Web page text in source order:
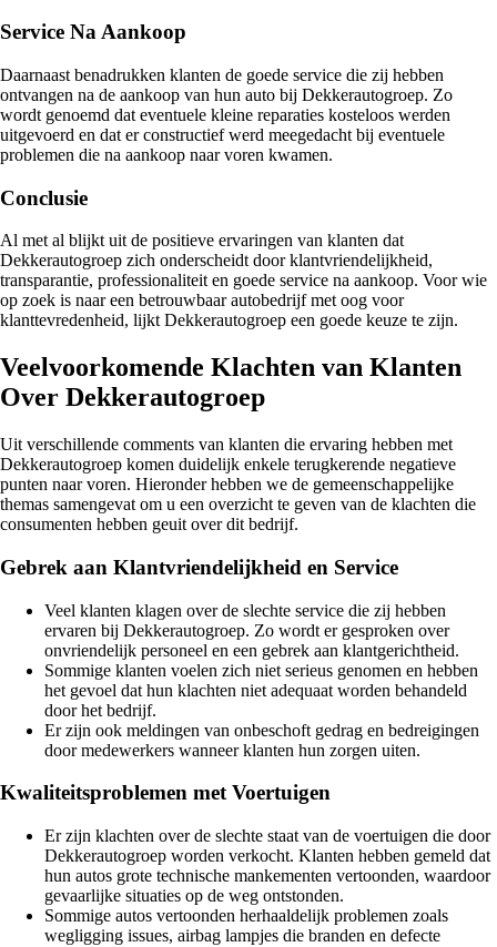
Service Na Aankoop
Daarnaast benadrukken klanten de goede service die zij hebben
ontvangen na de aankoop van hun auto bij Dekkerautogroep. Zo
wordt genoemd dat eventuele kleine reparaties kosteloos werden
uitgevoerd en dat er constructief werd meegedacht bij eventuele
problemen die na aankoop naar voren kwamen.
Conclusie
Al met al blijkt uit de positieve ervaringen van klanten dat
Dekkerautogroep zich onderscheidt door klantvriendelijkheid,
transparantie, professionaliteit en goede service na aankoop. Voor wie
op zoek is naar een betrouwbaar autobedrijf met oog voor
klanttevredenheid, lijkt Dekkerautogroep een goede keuze te zijn.
Veelvoorkomende Klachten van Klanten
Over Dekkerautogroep
Uit verschillende comments van klanten die ervaring hebben met
Dekkerautogroep komen duidelijk enkele terugkerende negatieve
punten naar voren. Hieronder hebben we de gemeenschappelijke
themas samengevat om u een overzicht te geven van de klachten die
consumenten hebben geuit over dit bedrijf.
Gebrek aan Klantvriendelijkheid en Service
Veel klanten klagen over de slechte service die zij hebben
ervaren bij Dekkerautogroep. Zo wordt er gesproken over
onvriendelijk personeel en een gebrek aan klantgerichtheid.
Sommige klanten voelen zich niet serieus genomen en hebben
het gevoel dat hun klachten niet adequaat worden behandeld
door het bedrijf.
Er zijn ook meldingen van onbeschoft gedrag en bedreigingen
door medewerkers wanneer klanten hun zorgen uiten.
Kwaliteitsproblemen met Voertuigen
Er zijn klachten over de slechte staat van de voertuigen die door
Dekkerautogroep worden verkocht. Klanten hebben gemeld dat
hun autos grote technische mankementen vertoonden, waardoor
gevaarlijke situaties op de weg ontstonden.
Sommige autos vertoonden herhaaldelijk problemen zoals
wegligging issues, airbag lampjes die branden en defecte